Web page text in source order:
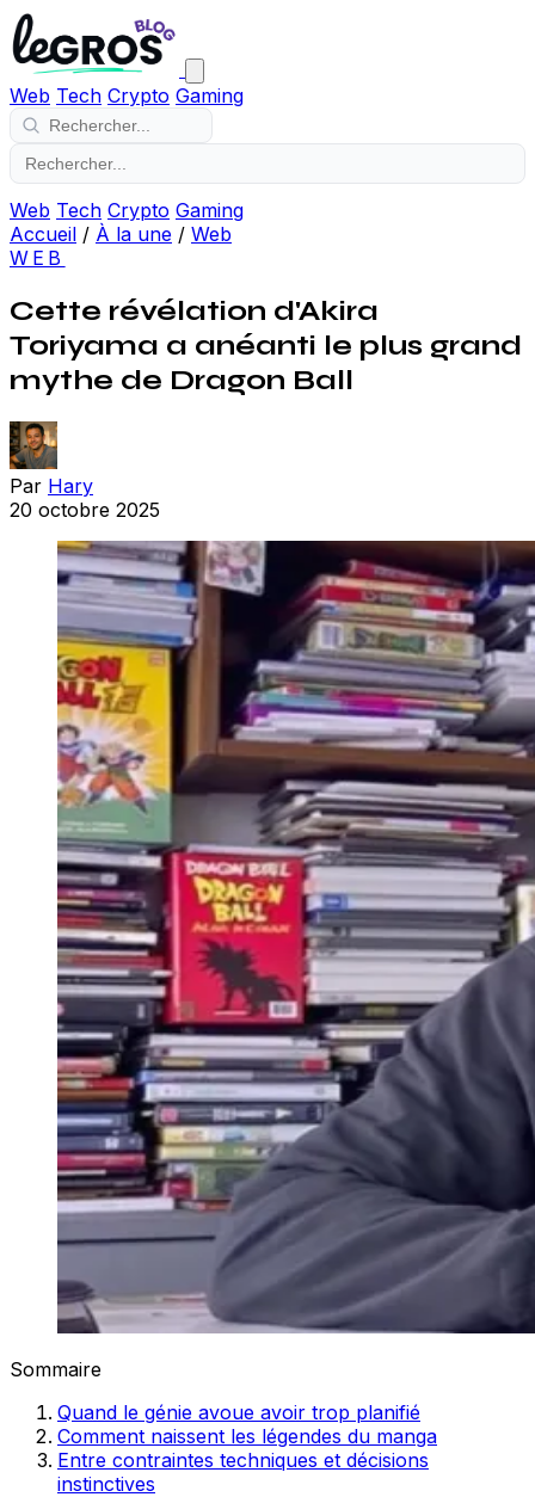
Web Tech Crypto Gaming
Web Tech Crypto Gaming
Accueil / À la une / Web
WEB
Cette révélation d'Akira
Toriyama a anéanti le plus grand
mythe de Dragon Ball
Par Hary
20 octobre 2025
Sommaire
Quand le génie avoue avoir trop planifié
Comment naissent les légendes du manga
Entre contraintes techniques et décisions
instinctives